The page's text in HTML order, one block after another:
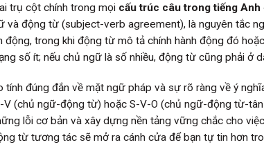
trụ cột chính trong mọi cấu trúc câu trong tiếng Anh
và động từ (subject-verb agreement), là nguyên tắc
động, trong khi động từ mô tả chính hành động đó
số ít; nếu chủ ngữ là số nhiều, động từ cũng phải ở
tính đúng đắn về mặt ngữ pháp và sự rõ ràng về ý
V (chủ ngữ-động từ) hoặc S-V-O (chủ ngữ-động từ-
lỗi cơ bản và xây dựng nền tảng vững chắc cho
từ tương tác sẽ mở ra cánh cửa để bạn tự tin hơn